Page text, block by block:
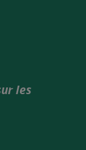
les